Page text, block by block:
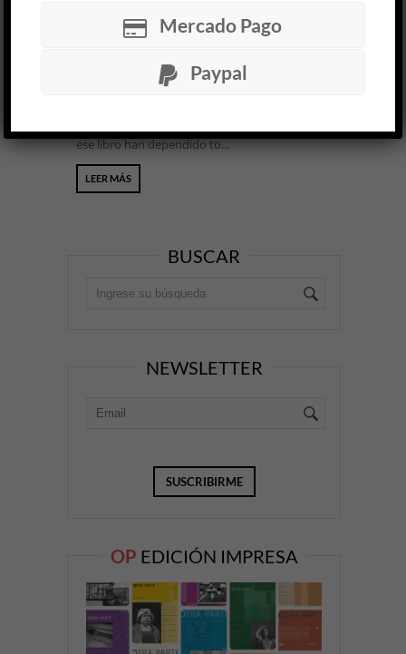
estudiar el cine. De esas clases surgieron los dos
volúmenes de los Estudios sobre cine (La
imagen-movimiento y La imagen-tiempo), que
transformaron definitivamente el modo de
ese libro han dependido to...
LEER MÁS
BUSCAR
NEWSLETTER
OP EDICIÓN IMPRESA
Mercado Pago
Paypal